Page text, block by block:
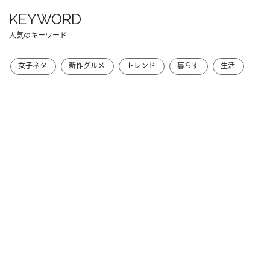
KEYWORD
人気のキーワード
女子ネタ 新作グルメ トレンド 暮らす 生活